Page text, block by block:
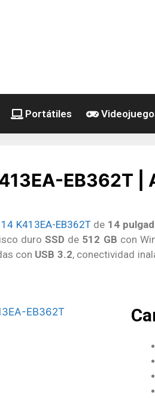
Portátiles
EB362T
K413EA-EB362Tde 14
duroSSD de 512 GB con
con USB 3.2, conectividad